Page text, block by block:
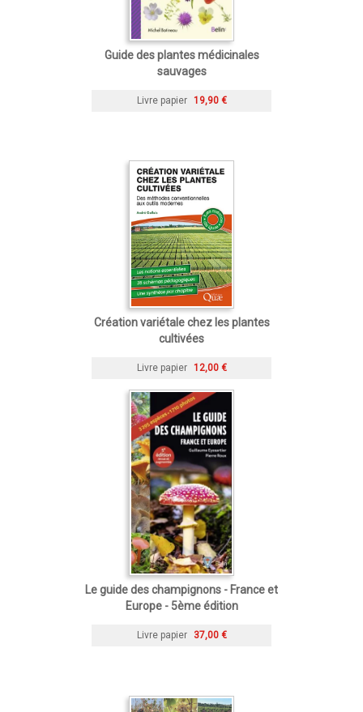
Guide des plantes médicinales
sauvages
Livre papier 19,90 €
Création variétale chez les plantes
cultivées
Livre papier 12,00 €
Le guide des champignons - France et
Europe - 5ème édition
Livre papier 37,00 €